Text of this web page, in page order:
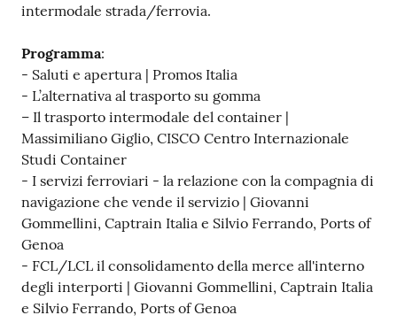
Seguici
su
intermodale strada/ferrovia.
Programma:
- Saluti e apertura | Promos Italia
- L’alternativa al trasporto su gomma
– Il trasporto intermodale del container |
Massimiliano Giglio, CISCO Centro Internazionale
Studi Container
- I servizi ferroviari - la relazione con la compagnia di
navigazione che vende il servizio | Giovanni
Gommellini, Captrain Italia e Silvio Ferrando, Ports of
Genoa
- FCL/LCL il consolidamento della merce all'interno
degli interporti | Giovanni Gommellini, Captrain Italia
e Silvio Ferrando, Ports of Genoa